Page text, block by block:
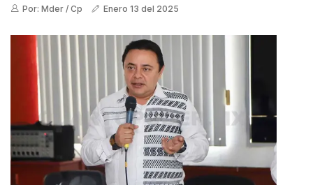
Por: Mder / Cp Enero 13 del 2025